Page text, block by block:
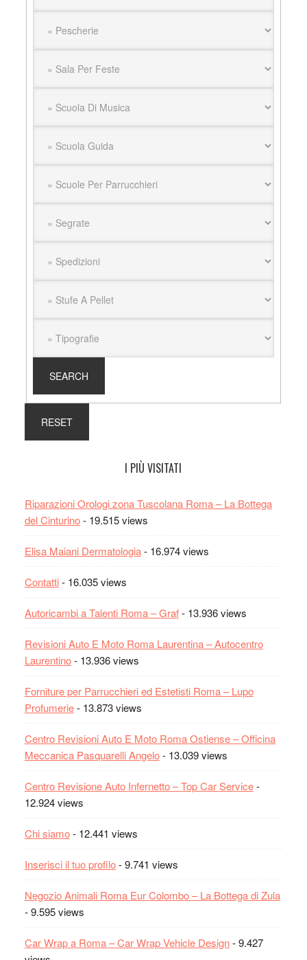
I PIÙ VISITATI
Riparazioni Orologi zona Tuscolana Roma – La Bottega
del Cinturino- 19.515 views
Elisa Maiani Dermatologia- 16.974 views
Contatti- 16.035 views
Autoricambi a Talenti Roma – Graf- 13.936 views
Revisioni Auto E Moto Roma Laurentina – Autocentro
Laurentino- 13.936 views
Forniture per Parrucchieri ed Estetisti Roma – Lupo
Profumerie- 13.873 views
Centro Revisioni Auto E Moto Roma Ostiense – Officina
Meccanica Pasquarelli Angelo- 13.039 views
Centro Revisione Auto Infernetto – Top Car Service-
12.924 views
Chi siamo- 12.441 views
Inserisci il tuo profilo- 9.741 views
Negozio Animali Roma Eur Colombo – La Bottega di Zula
- 9.595 views
Car Wrap a Roma – Car Wrap Vehicle Design- 9.427